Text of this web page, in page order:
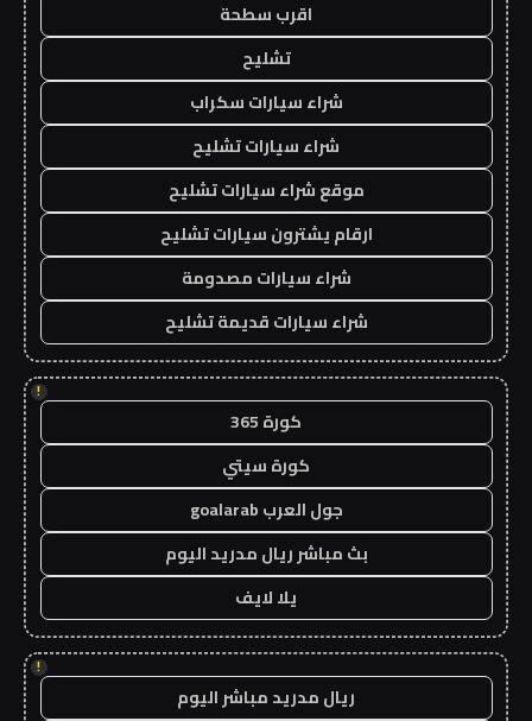
اقرب سطحة
تشليح
شراء سيارات سكراب
شراء سيارات تشليح
موقع شراء سيارات تشليح
ارقام يشترون سيارات تشليح
شراء سيارات مصدومة
شراء سيارات قديمة تشليح
!
كورة 365
كورة سيتي
جول العرب goalarab
بث مباشر ريال مدريد اليوم
يلا لايف
!
ريال مدريد مباشر اليوم